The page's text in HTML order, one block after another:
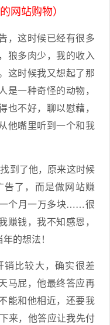
网站购物）
，这时候已经有很多
狼多肉少，我的收入
这时候我又想起了那
是一种奇怪的动物，
也不好，聊以慰藉，
他嘴里听到一个和我
到了他，原来这时候
了，而是做网站赚
个月一万多块……很
赚钱，我不知感恩，
的想法！
比较大，确实很差
马屁，他最终答应再
能和他相近，还要我
来，他答应让我先付